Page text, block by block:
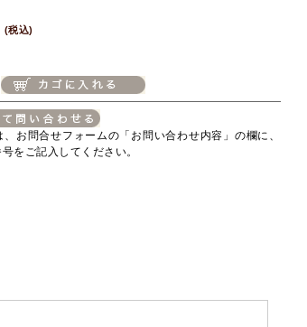
(税込)
お問合せフォームの「お問い合わせ内容」の欄に、
をご記入してください。